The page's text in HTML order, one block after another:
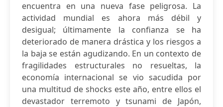
encuentra en una nueva fase peligrosa. La
actividad mundial es ahora más débil y
desigual; últimamente la confianza se ha
deteriorado de manera drástica y los riesgos a
la baja se están agudizando. En un contexto de
fragilidades estructurales no resueltas, la
economía internacional se vio sacudida por
una multitud de shocks este año, entre ellos el
devastador terremoto y tsunami de Japón,